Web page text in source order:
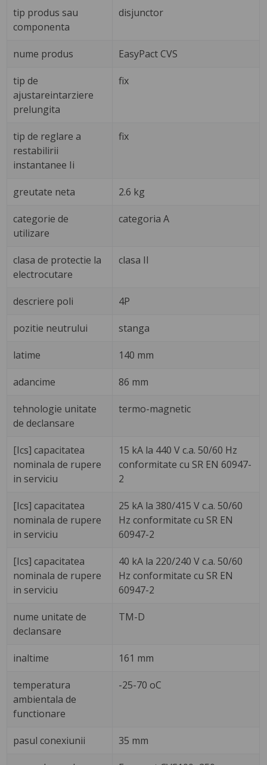
tip produs sau
componenta
disjunctor
nume produs EasyPact CVS
tip de
ajustareintarziere
prelungita
fix
tip de reglare a
restabilirii
instantanee Ii
fix
greutate neta 2.6 kg
categorie de
utilizare
categoria A
clasa de protectie la
electrocutare
clasa II
descriere poli 4P
pozitie neutrului stanga
latime 140 mm
adancime 86 mm
tehnologie unitate
de declansare
termo-magnetic
[Ics] capacitatea
nominala de rupere
in serviciu
15 kA la 440 V c.a. 50/60 Hz
conformitate cu SR EN 60947-
2
[Ics] capacitatea
nominala de rupere
in serviciu
25 kA la 380/415 V c.a. 50/60
Hz conformitate cu SR EN
60947-2
[Ics] capacitatea
nominala de rupere
in serviciu
40 kA la 220/240 V c.a. 50/60
Hz conformitate cu SR EN
60947-2
nume unitate de
declansare
TM-D
inaltime 161 mm
temperatura
ambientala de
functionare
-25-70 oC
pasul conexiunii 35 mm